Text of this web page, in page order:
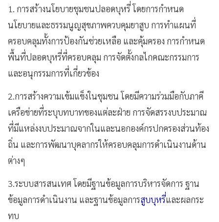
1. การสร้างนโยบายชุมชนปลอดบุหรี่ โดยการกำหนด
นโยบายและธรรมนูญสุขภาพควบคุมยาสูบ การทำแผนที่
ครอบคลุมทั้งการป้องกันช่วยเหลือ และคุ้มครอง การกำหนด
พื้นที่ปลอดบุหรี่ที่ครอบคลุม การจัดตั้งกลไกคณะกรรมการ
และอนุกรรมการที่เกี่ยวข้อง
2.การสร้างความเข้มแข็งในชุมชน โดยมีความร่วมมือกับภาคี
เครือข่ายที่ระบุบทบาทของแต่ละฝ่าย การจัดสรรงบประมาณ
ที่มีแหล่งงบประมาณจากในและนอกองค์กรปกครองส่วนท้อง
ถิ่น และการพัฒนาบุคลากรให้ครอบคลุมการดำเนินงานด้าน
ต่างๆ
3.ระบบสารสนเทศ โดยมีฐานข้อมูลการบริหารจัดการ ฐาน
ข้อมูลการดำเนินงาน และฐานข้อมูลการสูบบุหรี่และผลกระ
ทบ